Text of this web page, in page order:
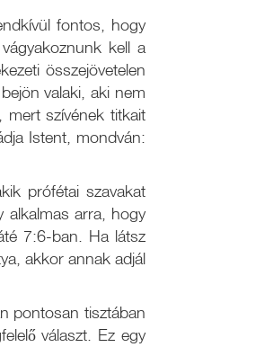
fontos, hogy
kell a
összejövetelen
valaki, aki nem
mert szívének titkait
Istent, mondván:
prófétai szavakat
alkalmas arra, hogy
7:6-ban. Ha látsz
akkor annak adjál
pontosan tisztában
választ. Ez egy